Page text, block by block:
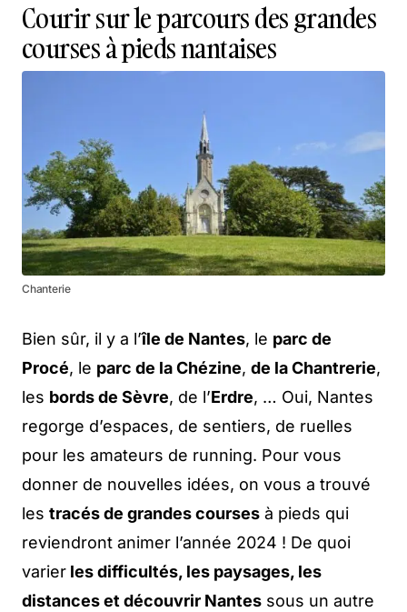
Courir sur le parcours des grandes
courses à pieds nantaises
Chanterie
Bien sûr, il y a l’île de Nantes, le parc de
Procé, le parc de la Chézine, de la Chantrerie,
les bords de Sèvre, de l’Erdre, … Oui, Nantes
regorge d’espaces, de sentiers, de ruelles
pour les amateurs de running. Pour vous
donner de nouvelles idées, on vous a trouvé
les tracés de grandes courses à pieds qui
reviendront animer l’année 2024 ! De quoi
varier les difficultés, les paysages, les
distances et découvrir Nantes sous un autre